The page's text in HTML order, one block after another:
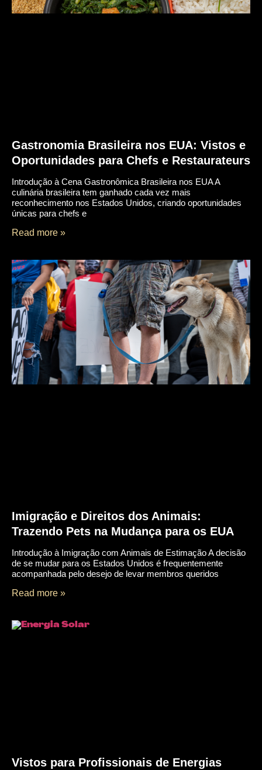
Gastronomia Brasileira nos EUA: Vistos e
Oportunidades para Chefs e Restaurateurs
Introdução à Cena Gastronômica Brasileira nos EUA A
culinária brasileira tem ganhado cada vez mais
reconhecimento nos Estados Unidos, criando oportunidades
únicas para chefs e
Read more »
Imigração e Direitos dos Animais:
Trazendo Pets na Mudança para os EUA
Introdução à Imigração com Animais de Estimação A decisão
de se mudar para os Estados Unidos é frequentemente
acompanhada pelo desejo de levar membros queridos
Read more »
Vistos para Profissionais de Energias